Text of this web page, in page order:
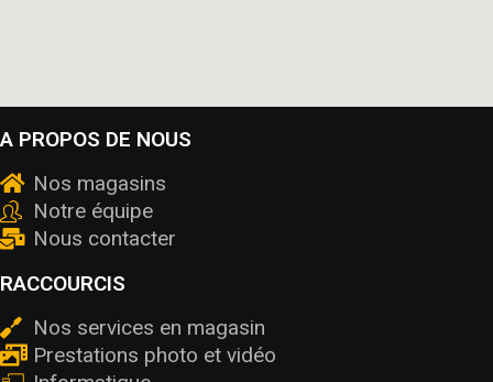
A PROPOS DE NOUS
Nos magasins
Notre équipe
Nous contacter
RACCOURCIS
Nos services en magasin
Prestations photo et vidéo